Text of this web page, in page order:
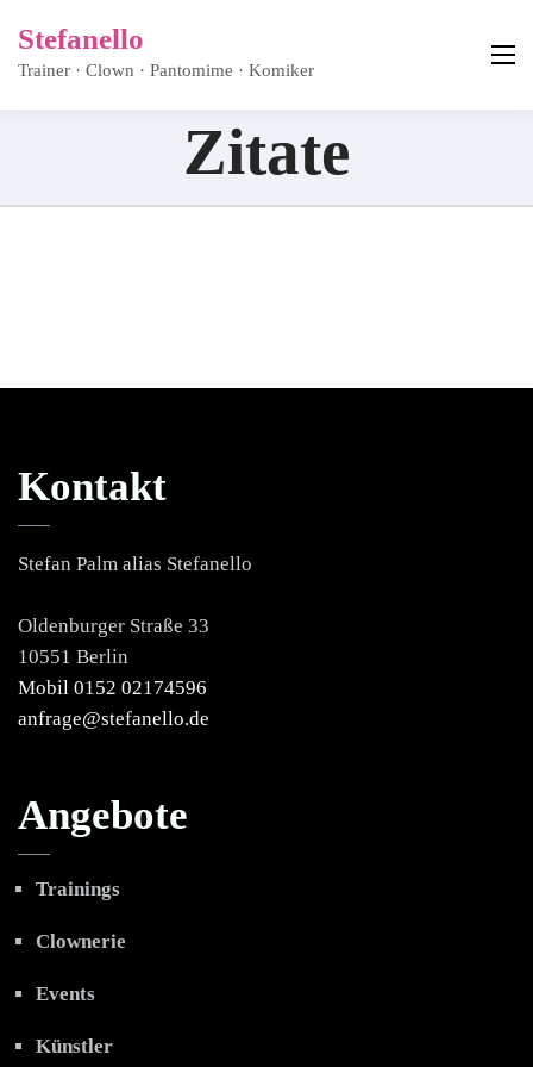
Stefanello
Trainer · Clown · Pantomime · Komiker
Zitate
Kontakt
Stefan Palm alias Stefanello
Oldenburger Straße 33
10551 Berlin
Mobil 0152 02174596
anfrage@stefanello.de
Angebote
Trainings
Clownerie
Events
Künstler